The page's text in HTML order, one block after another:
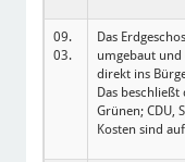
09.
03.
Das
umgebaut und
direkt ins
Das
Grünen; CDU,
Kosten sind